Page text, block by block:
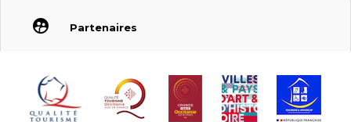
Partenaires